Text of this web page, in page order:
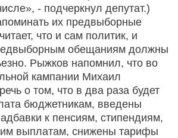
- подчеркнул депутат.)
их предвыборные
что и сам политик, и
обещаниям должны
Рыжков напомнил, что во
кампании Михаил
о том, что в два раза будет
бюджетникам, введены
к пенсиям, стипендиям,
выплатам, снижены тарифы